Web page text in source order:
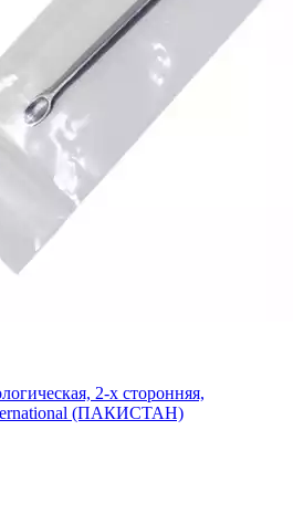
2-х сторонняя,
(ПАКИСТАН)